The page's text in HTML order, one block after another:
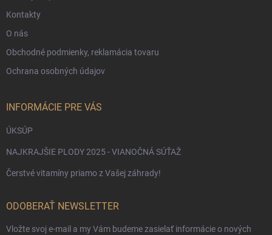
Kontakty
O nás
Obchodné podmienky, reklamácia tovaru
Ochrana osobných údajov
INFORMÁCIE PRE VÁS
ÚKSÚP
NAJKRAJŠIE PLODY 2025 - VIANOČNÁ SÚŤAŽ
Čerstvé vitamíny priamo z Vašej záhrady!
ODOBERAŤ NEWSLETTER
Vložte svoj e-mail a my Vám budeme zasielať informácie o nových